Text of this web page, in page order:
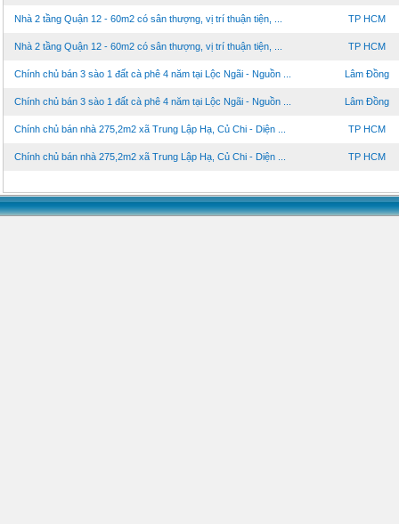
Nhà 2 tầng Quận 12 - 60m2 có sân thượng, vị trí thuận tiện, ... TP HCM
Nhà 2 tầng Quận 12 - 60m2 có sân thượng, vị trí thuận tiện, ... TP HCM
Chính chủ bán 3 sào 1 đất cà phê 4 năm tại Lộc Ngãi - Nguồn ... Lâm Đồng
Chính chủ bán 3 sào 1 đất cà phê 4 năm tại Lộc Ngãi - Nguồn ... Lâm Đồng
Chính chủ bán nhà 275,2m2 xã Trung Lập Hạ, Củ Chi - Diện ... TP HCM
Chính chủ bán nhà 275,2m2 xã Trung Lập Hạ, Củ Chi - Diện ... TP HCM